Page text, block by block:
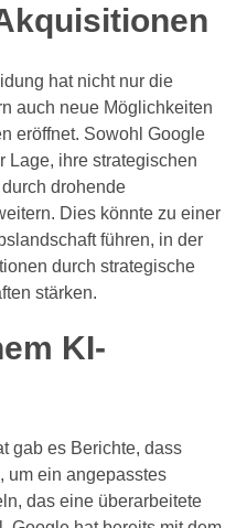
hat nicht nur die
auch neue Möglichkeiten
eröffnet. Sowohl Google
Lage, ihre strategischen
drohende
Dies könnte zu einer
führen, in der
durch strategische
stärken.
KI-
gab es Berichte, dass
um ein angepasstes
das eine überarbeitete